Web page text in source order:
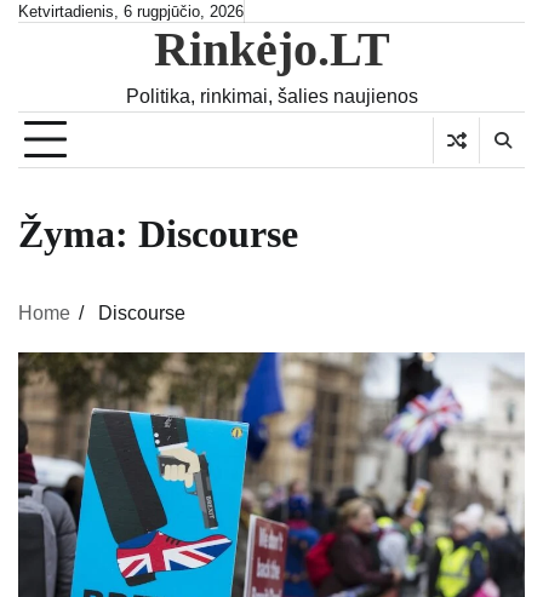
SkipKetvirtadienis, 6 rugpjūčio, 2026
Rinkėjo.LT
Politika, rinkimai, šalies naujienos
Žyma: Discourse
Home Discourse